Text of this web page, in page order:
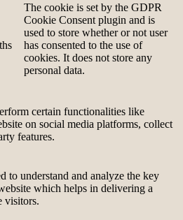
The cookie is set by the GDPR
Cookie Consent plugin and is
used to store whether or not user
has consented to the use of
cookies. It does not store any
personal data.
certain functionalities like
on social media platforms, collect
features.
to understand and analyze the key
which helps in delivering a
visitors.